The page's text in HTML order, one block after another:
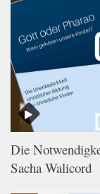
Die
Sacha Walicord